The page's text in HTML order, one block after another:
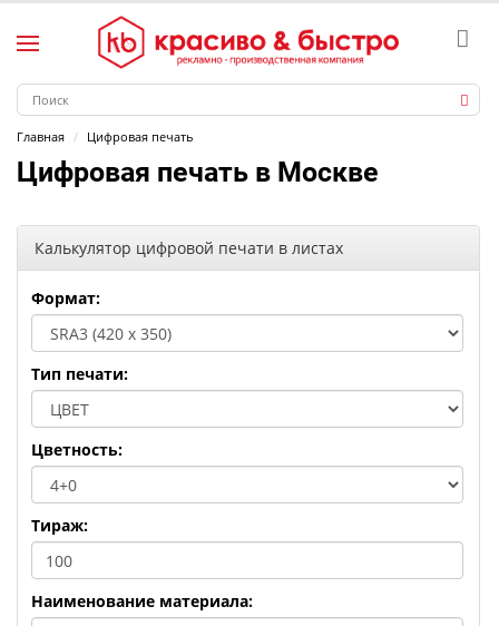
Главная Цифровая печать
Цифровая печать в Москве
Калькулятор цифровой печати в листах
Формат:
Тип печати:
Цветность:
Тираж:
Наименование материала: